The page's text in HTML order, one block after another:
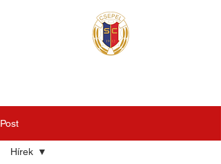
Post
Hírek